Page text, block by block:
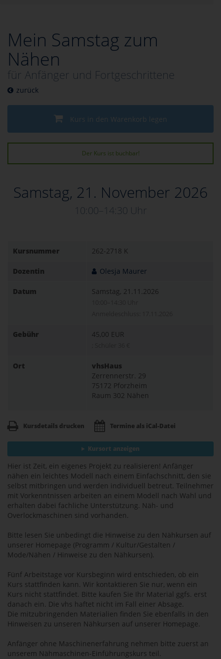
Mein Samstag zum
Nähen
für Anfänger und Fortgeschrittene
zurück
Kurs in den Warenkorb legen
Der Kurs ist buchbar!
Samstag, 21. November 2026
10:00–14:30 Uhr
Kursnummer 262-2718 K
Dozentin Olesja Maurer
Datum Samstag, 21.11.2026
Gebühr 45,00 EUR
Ort
vhsHaus
Zerrennerstr. 29
75172 Pforzheim
Raum 302 Nähen
Kursdetails drucken Termine als iCal-Datei
Kursort anzeigen
Hier ist Zeit, ein eigenes Projekt zu realisieren! Anfänger
nähen ein leichtes Modell nach einem Einfachschnitt, den sie
selbst mitbringen und werden individuell betreut. Teilnehmer
mit Vorkenntnissen arbeiten an einem Modell nach Wahl und
erhalten dabei fachliche Unterstützung. Näh- und
Overlockmaschinen sind vorhanden.
Bitte lesen Sie unbedingt die Hinweise zu den Nähkursen auf
unserer Homepage (Programm / Kultur/Gestalten /
Mode/Nähen / Hinweise zu den Nähkursen).
Fünf Arbeitstage vor Kursbeginn wird entschieden, ob ein
Kurs stattfinden kann. Wir kontaktieren Sie nur, wenn ein
Kurs nicht stattfindet. Bitte kaufen Sie Ihr Material ggfs. erst
danach ein. Die vhs haftet nicht im Fall einer Absage.
Die mitzubringenden Materialien finden Sie ebenfalls in den
Hinweisen zu unseren Nähkursen auf unserer Homepage.
Anfänger ohne Maschinenerfahrung nehmen bitte zuerst an
unserem Nähmaschinen-Einführungskurs teil.